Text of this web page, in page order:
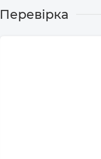
Перевірка